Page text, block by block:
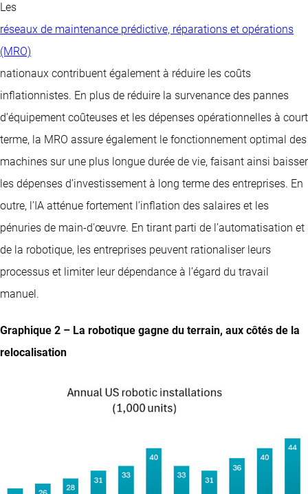
Les
réseaux de maintenance prédictive, réparations et opérations
(MRO)
nationaux contribuent également à réduire les coûts
inflationnistes. En plus de réduire la survenance des pannes
d’équipement coûteuses et les dépenses opérationnelles à court
terme, la MRO assure également le fonctionnement optimal des
machines sur une plus longue durée de vie, faisant ainsi baisser
les dépenses d’investissement à long terme des entreprises. En
outre, l’IA atténue fortement l’inflation des salaires et les
pénuries de main-d'œuvre. En tirant parti de l’automatisation et
de la robotique, les entreprises peuvent rationaliser leurs
processus et limiter leur dépendance à l’égard du travail
manuel.
Graphique 2 – La robotique gagne du terrain, aux côtés de la
relocalisation